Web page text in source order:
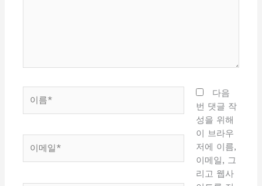
*
다음
번 댓글 작
성을 위해
이 브라우
저에 이름,
이메일, 그
리고 웹사